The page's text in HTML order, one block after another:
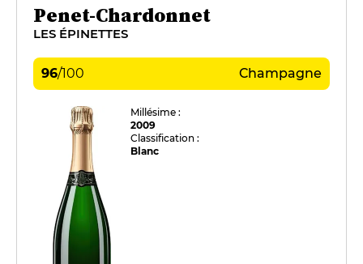
Penet-Chardonnet
LES ÉPINETTES
96/100 Champagne
Millésime :
2009
Classification :
Blanc